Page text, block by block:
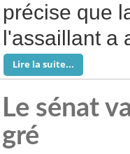
précise que
l'assaillant a
Lire la suite...
Le sénat
gré